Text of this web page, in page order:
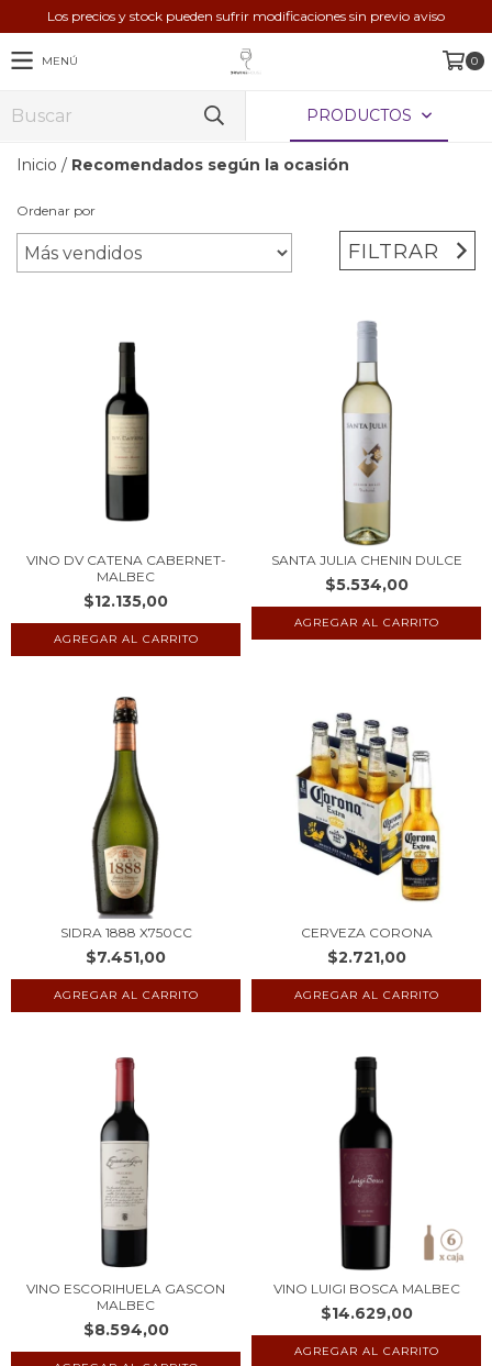
Los precios y stock pueden sufrir modificaciones sin previo aviso
MENÚ 0
PRODUCTOS
Inicio / Recomendados según la ocasión
Ordenar por
FILTRAR
VINO DV CATENA CABERNET-
MALBEC
$12.135,00
SANTA JULIA CHENIN DULCE
$5.534,00
SIDRA 1888 X750CC
$7.451,00
CERVEZA CORONA
$2.721,00
VINO ESCORIHUELA GASCON
MALBEC
$8.594,00
VINO LUIGI BOSCA MALBEC
$14.629,00